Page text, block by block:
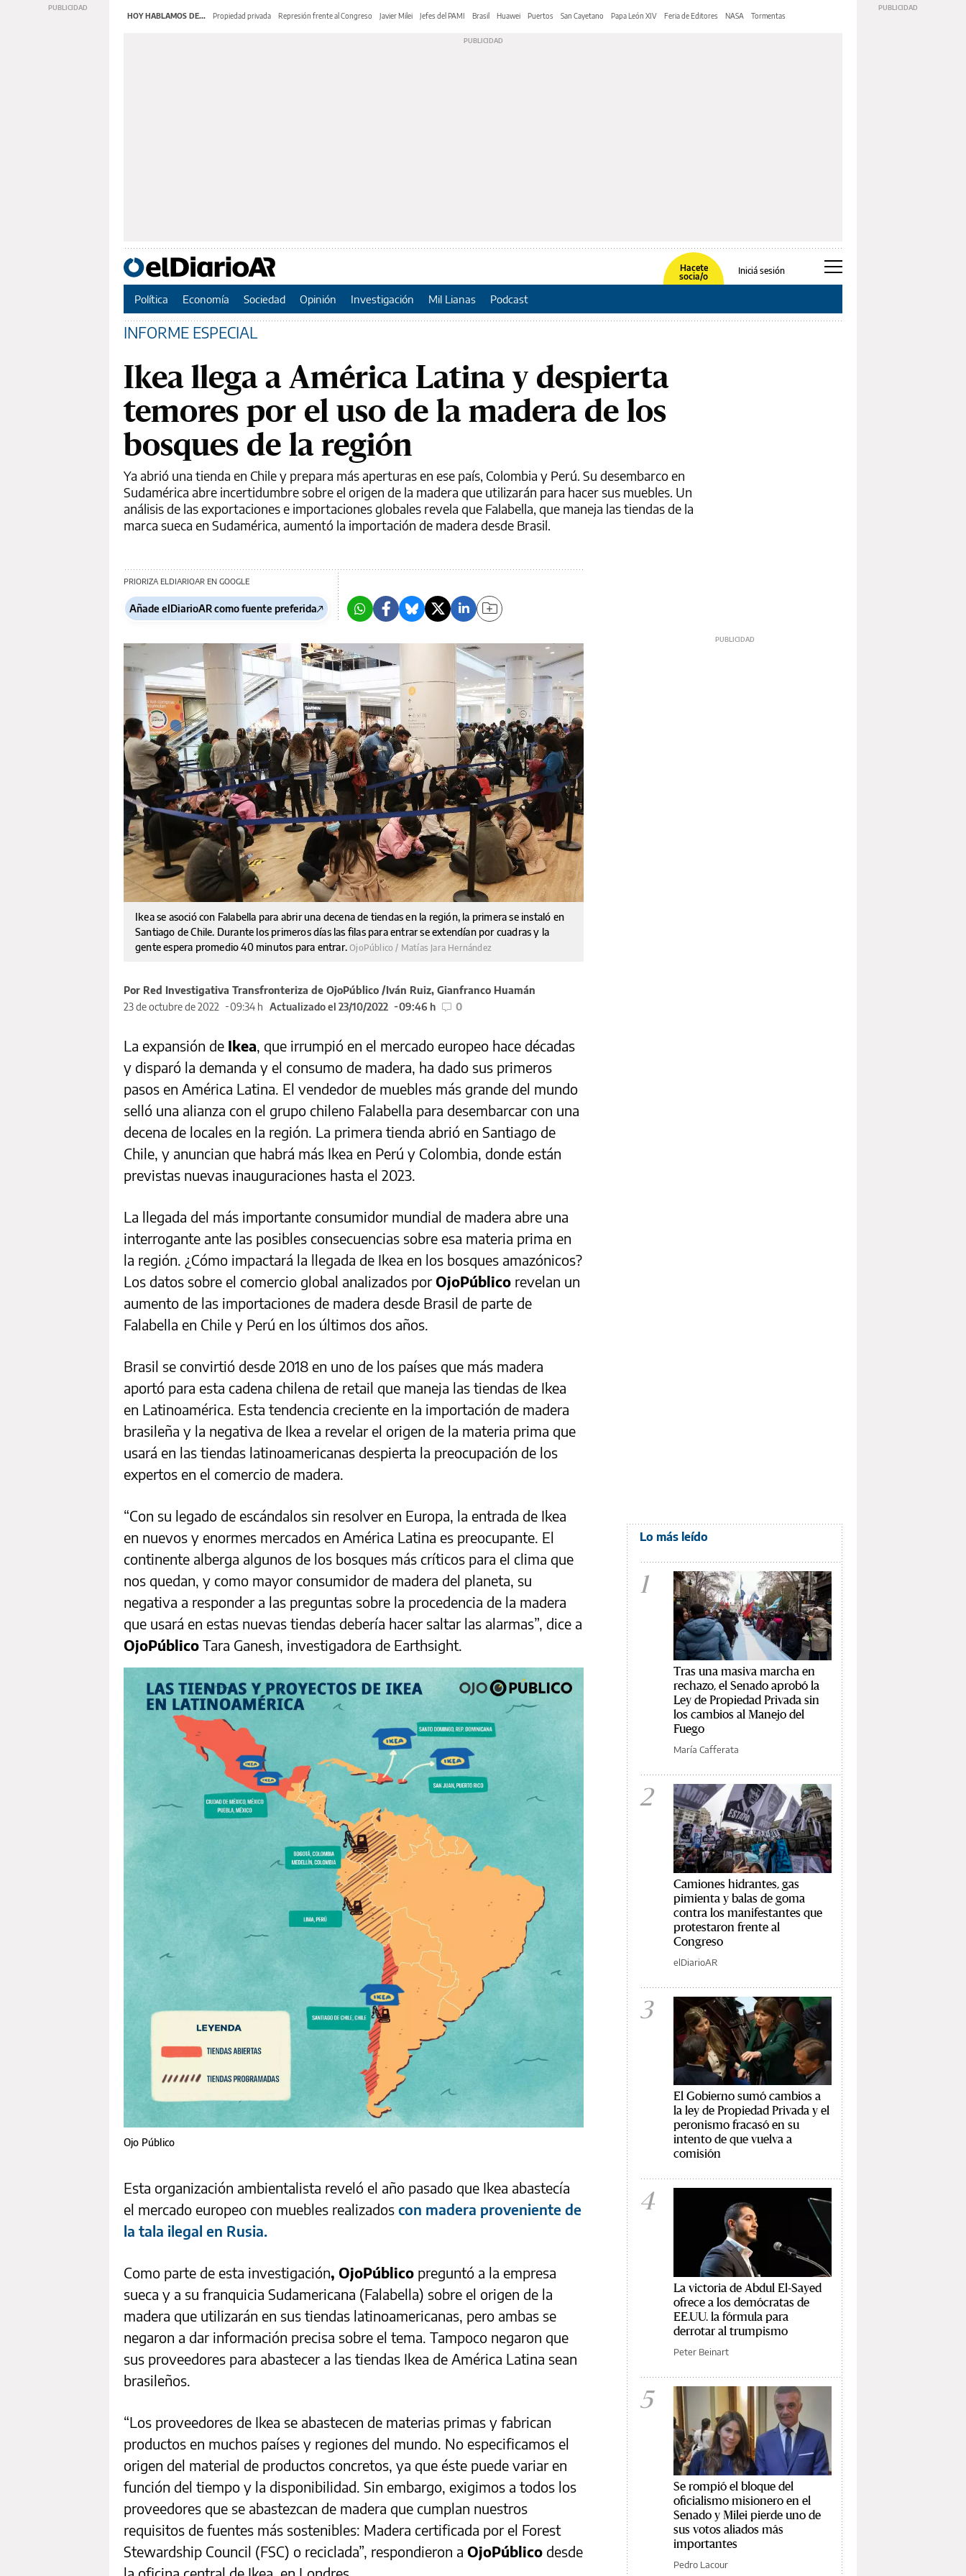
HOY HABLAMOS DE... Propiedad privada Represión frente al Congreso Javier Milei Jefes del PAMI Brasil Huawei Puertos San Cayetano Papa León XIV Feria de Editores NASA Tormentas
Hacete
socia/o
Iniciá sesión
Política Economía Sociedad Opinión Investigación Mil Lianas Podcast
INFORME ESPECIAL
Ikea llega a América Latina y despierta
temores por el uso de la madera de los
bosques de la región
Ya abrió una tienda en Chile y prepara más aperturas en ese país, Colombia y Perú. Su desembarco en
Sudamérica abre incertidumbre sobre el origen de la madera que utilizarán para hacer sus muebles. Un
análisis de las exportaciones e importaciones globales revela que Falabella, que maneja las tiendas de la
marca sueca en Sudamérica, aumentó la importación de madera desde Brasil.
PRIORIZA ELDIARIOAR EN GOOGLE
Añade elDiarioAR como fuente preferida
Ikea se asoció con Falabella para abrir una decena de tiendas en la región, la primera se instaló en
Santiago de Chile. Durante los primeros días las filas para entrar se extendían por cuadras y la
gente espera promedio 40 minutos para entrar.OjoPúblico / Matías Jara Hernández
Por Red Investigativa Transfronteriza de OjoPúblico /Iván Ruiz, Gianfranco Huamán
23 de octubre de 2022
09:34 h Actualizado el 23/10/2022 09:46 h 0
La expansión de Ikea, que irrumpió en el mercado europeo hace décadas
y disparó la demanda y el consumo de madera, ha dado sus primeros
pasos en América Latina. El vendedor de muebles más grande del mundo
selló una alianza con el grupo chileno Falabella para desembarcar con una
decena de locales en la región. La primera tienda abrió en Santiago de
Chile, y anuncian que habrá más Ikea en Perú y Colombia, donde están
previstas nuevas inauguraciones hasta el 2023.
La llegada del más importante consumidor mundial de madera abre una
interrogante ante las posibles consecuencias sobre esa materia prima en
la región. ¿Cómo impactará la llegada de Ikea en los bosques amazónicos?
Los datos sobre el comercio global analizados porOjoPúblico revelan un
aumento de las importaciones de madera desde Brasil de parte de
Falabella en Chile y Perú en los últimos dos años.
Brasil se convirtió desde 2018 en uno de los países que más madera
aportó para esta cadena chilena de retail que maneja las tiendas de Ikea
en Latinoamérica. Esta tendencia creciente en la importación de madera
brasileña y la negativa de Ikea a revelar el origen de la materia prima que
usará en las tiendas latinoamericanas despierta la preocupación de los
expertos en el comercio de madera.
“Con su legado de escándalos sin resolver en Europa, la entrada de Ikea
en nuevos y enormes mercados en América Latina es preocupante. El
continente alberga algunos de los bosques más críticos para el clima que
nos quedan, y como mayor consumidor de madera del planeta, su
negativa a responder a las preguntas sobre la procedencia de la madera
que usará en estas nuevas tiendas debería hacer saltar las alarmas”, dice a
OjoPúblico Tara Ganesh, investigadora de Earthsight.
Ojo Público
Esta organización ambientalista reveló el año pasado que Ikea abastecía
el mercado europeo con muebles realizados con madera proveniente de
la tala ilegal en Rusia.
Como parte de esta investigación, OjoPúblico preguntó a la empresa
sueca y a su franquicia Sudamericana (Falabella) sobre el origen de la
madera que utilizarán en sus tiendas latinoamericanas, pero ambas se
negaron a dar información precisa sobre el tema. Tampoco negaron que
sus proveedores para abastecer a las tiendas Ikea de América Latina sean
brasileños.
“Los proveedores de Ikea se abastecen de materias primas y fabrican
productos en muchos países y regiones del mundo. No especificamos el
origen del material de productos concretos, ya que éste puede variar en
función del tiempo y la disponibilidad. Sin embargo, exigimos a todos los
proveedores que se abastezcan de madera que cumplan nuestros
requisitos de fuentes más sostenibles: Madera certificada por el Forest
Stewardship Council (FSC) o reciclada”, respondieron a OjoPúblico desde
Lo más leído
1
Tras una masiva marcha en
rechazo, el Senado aprobó la
Ley de Propiedad Privada sin
los cambios al Manejo del
Fuego
María Cafferata
2
Camiones hidrantes, gas
pimienta y balas de goma
contra los manifestantes que
protestaron frente al
Congreso
elDiarioAR
3
El Gobierno sumó cambios a
la ley de Propiedad Privada y el
peronismo fracasó en su
intento de que vuelva a
comisión
4
La victoria de Abdul El-Sayed
ofrece a los demócratas de
EE.UU. la fórmula para
derrotar al trumpismo
Peter Beinart
5
Se rompió el bloque del
oficialismo misionero en el
Senado y Milei pierde uno de
sus votos aliados más
importantes
Pedro Lacour